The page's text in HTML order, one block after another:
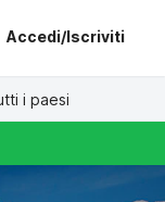
Accedi/Iscriviti
i paesi